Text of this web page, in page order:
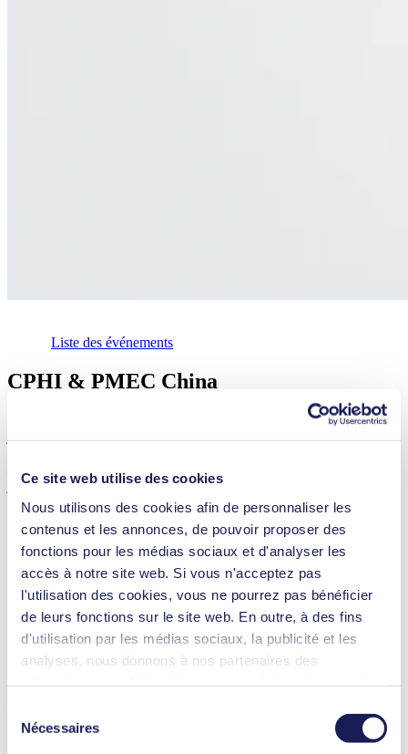
Ce site web utilise des cookies
Nous utilisons des cookies afin de personnaliser les
contenus et les annonces, de pouvoir proposer des
fonctions pour les médias sociaux et d'analyser les
accès à notre site web. Si vous n'acceptez pas
l'utilisation des cookies, vous ne pourrez pas bénéficier
de leurs fonctions sur le site web. En outre, à des fins
d'utilisation par les médias sociaux, la publicité et les
analyses, nous donnons à nos partenaires des
informations à d'autres données que vous leur avez
fournies ou qu'ils ont collectées dans le cadre de votre
Nécessaires
Liste des événements
CPHI & PMEC China
juin
Ajouter au calendrier
Discover exciting KNF products at CPHI & PMEC China – your
gateway to the future of laboratory technology
technology in a focused, expert-driven environment? Visit KNF at
pump technology.